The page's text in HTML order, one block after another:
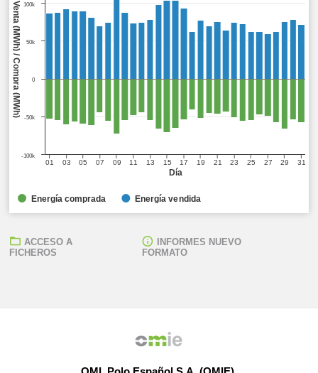
Día
Venta (MWh) / Compra (MWh)
01 03 05 07 09 11 13 15 17 19 21 23 25 27 29 31
-100k
-50k
0
50k
100k
Energía comprada Energía vendida
ACCESO A
FICHEROS
INFORMES NUEVO
FORMATO